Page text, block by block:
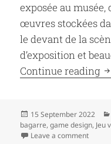
exposée au musée,
œuvres stockées
le devant de la
d’exposition et
Continue reading
Posted
on
15 September 2022
bagarre,game design, Jeu
Leave a commenton